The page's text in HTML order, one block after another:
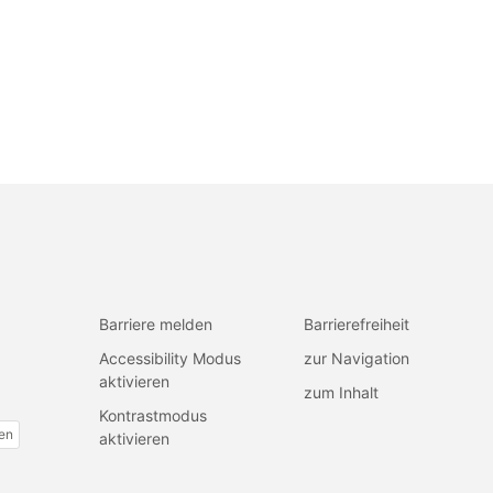
Barriere melden
Accessibility Modus
aktivieren
Kontrastmodus
aktivieren
Barrierefreiheit
zur Navigation
zum Inhalt